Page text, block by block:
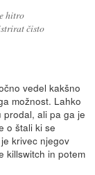
hitro
čisto
vedel kakšno
možnost. Lahko
prodal, ali pa ga je
o štali ki se
krivec njegov
killswitch in potem